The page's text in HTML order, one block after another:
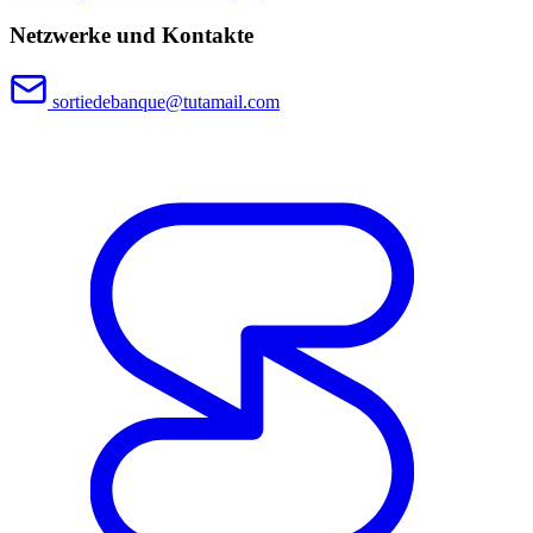
Netzwerke und Kontakte
sortiedebanque@tutamail.com